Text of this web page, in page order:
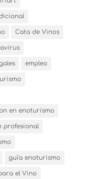
Cata de Vinos
empleo
en enoturismo
profesional
guía enoturismo
el Vino